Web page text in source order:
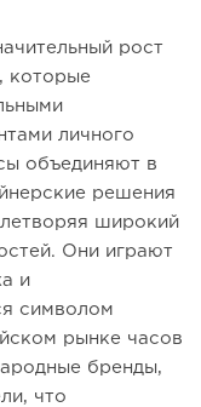
рост
которые
личного
объединяют в
решения
широкий
Они играют
и
символом
рынке часов
бренды,
что